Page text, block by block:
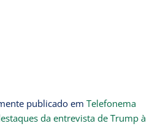
publicado em Telefonema
da entrevista de Trump à